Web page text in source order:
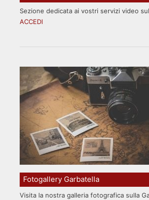
Sezione dedicata ai vostri servizi video
ACCEDI
Fotogallery Garbatella
Visita la nostra galleria fotografica sulla